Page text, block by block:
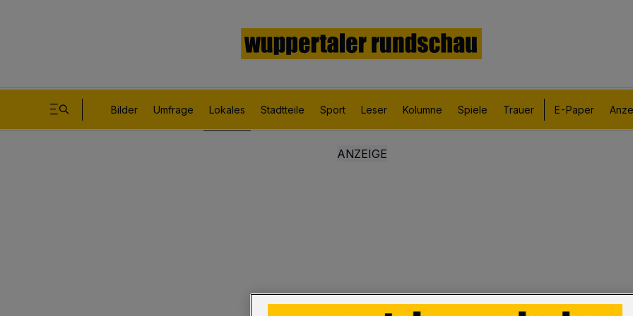
Bilder Umfrage Lokales Stadtteile Sport Leser Kolumne Spiele Trauer E-Paper